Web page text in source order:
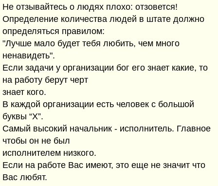
Не отзывайтесь о людях плохо: отзовется!
Определение количества людей в штате должно
определяться правилом:
"Лучше мало будет тебя любить, чем много
ненавидеть".
Если задачи у организации бог его знает какие, то
на работу берут черт
знает кого.
В каждой организации есть человек с большой
буквы “Х”.
Самый высокий начальник - исполнитель. Главное
чтобы он не был
исполнителем низкого.
Если на работе Вас имеют, это еще не значит что
Вас любят.